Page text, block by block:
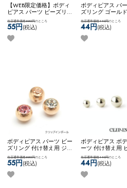
【WEB限定価格】ボディ
ピアス パーツ ビーズリン
グ ジュエル 付け替え用
アレンジ カスタム コーデ
ィネート 黒 ブラック ネ
コポスOK
当店通常価格550円のところ
55円(税込)
ボディピアス パ
ズリング ゴール
ジ カスタム コー
ト 定番 スタンダー
4mm 5mm 6mm
OK
当店通常価格440円のところ
44円(税込)
ボディピアス パーツ ビー
ズリング 付け替え用 ジュ
エル カスタム アレンジ
コーディネート ネコポス
OKジュエルクリップイン
ボール
当店通常価格550円のところ
55円(税込)
ボディピアス ボ
ーツ 付け替え用
ング 定番 スタン
4mm 5mm 6mm
コポスOKスペアク
インボール (シルバ
当店通常価格440円のところ
44円(税込)